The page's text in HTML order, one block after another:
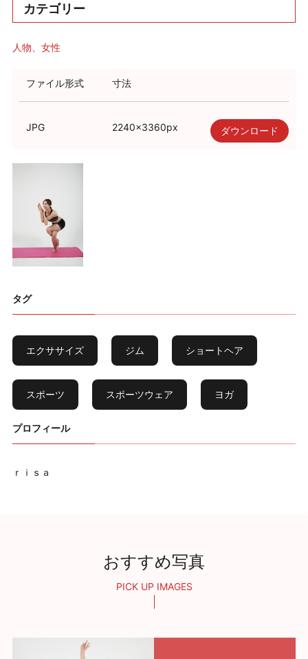
カテゴリー
人物 女性
ファイル形式 寸法
JPG 2240×3360px ダウンロード
タグ
エクササイズ ジム ショートヘア
スポーツ スポーツウェア ヨガ
プロフィール
ｒｉｓａ
おすすめ写真
PICK UP IMAGES